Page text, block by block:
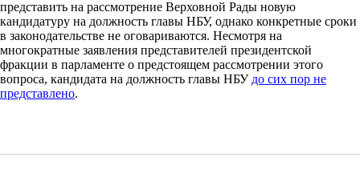
представить на рассмотрение Верховной Рады новую
кандидатуру на должность главы НБУ, однако конкретные сроки
в законодательстве не оговариваются. Несмотря на
многократные заявления представителей президентской
фракции в парламенте о предстоящем рассмотрении этого
вопроса, кандидата на должность главы НБУ до сих пор не
представлено.